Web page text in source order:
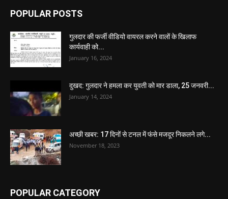
POPULAR POSTS
गुलदार की फर्जी वीडियो वायरल करने वालों के खिलाफ
कार्यवाही को...
January 16, 2024
दुखद: गुलदार ने हमला कर युवती को मार डाला, 25 जनवरी...
January 14, 2024
अच्छी खबर: 17 दिनों से टनल में फंसे मजदूर निकलने लगे...
November 18, 2023
POPULAR CATEGORY